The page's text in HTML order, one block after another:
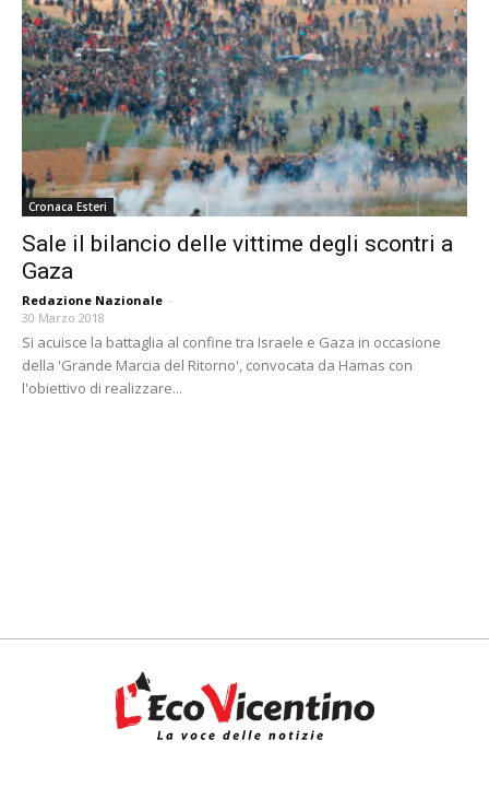
Cronaca Esteri
Sale il bilancio delle vittime degli scontri a
Gaza
Redazione Nazionale -
30 Marzo 2018
Si acuisce la battaglia al confine tra Israele e Gaza in occasione
della 'Grande Marcia del Ritorno', convocata da Hamas con
l'obiettivo di realizzare...